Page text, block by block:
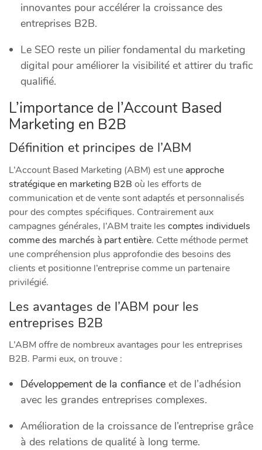
innovantes pour accélérer la croissance des
entreprises B2B.
Le SEO reste un pilier fondamental du marketing
digital pour améliorer la visibilité et attirer du trafic
qualifié.
L’importance de l’Account Based
Marketing en B2B
Définition et principes de l’ABM
L’Account Based Marketing (ABM) est une approche
stratégique en marketing B2B où les efforts de
communication et de vente sont adaptés et personnalisés
pour des comptes spécifiques. Contrairement aux
campagnes générales, l’ABM traite les comptes individuels
comme des marchés à part entière. Cette méthode permet
une compréhension plus approfondie des besoins des
clients et positionne l’entreprise comme un partenaire
privilégié.
Les avantages de l’ABM pour les
entreprises B2B
L’ABM offre de nombreux avantages pour les entreprises
B2B. Parmi eux, on trouve :
Développement de la confiance et de l’adhésion
avec les grandes entreprises complexes.
Amélioration de la croissance de l’entreprise grâce
à des relations de qualité à long terme.